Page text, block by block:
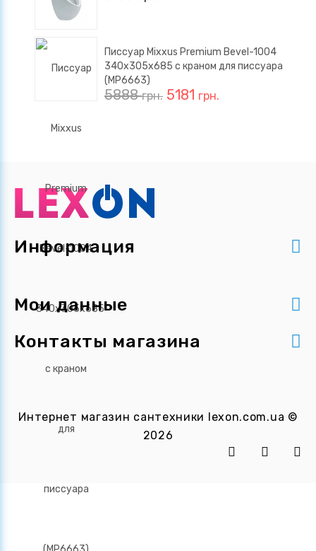
Писсуар Mixxus Premium Bevel-1004
340x305x685 с краном для писсуара
(MP6663)
5888грн. 5181 грн.
Информация
Мои данные
Контакты магазина
Интернет магазин сантехники lexon.com.ua ©
2026